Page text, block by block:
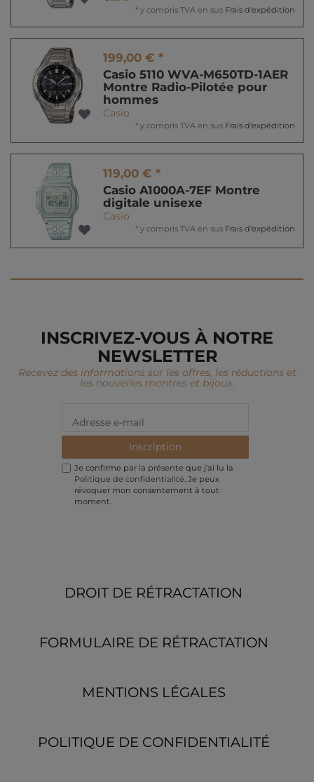
* y compris TVA en sus Frais d'expédition
199,00 € *
Casio 5110 WVA-M650TD-1AER
Montre Radio-Pilotée pour
hommes
Casio
* y compris TVA en sus Frais d'expédition
119,00 € *
Casio A1000A-7EF Montre
digitale unisexe
Casio
* y compris TVA en sus Frais d'expédition
INSCRIVEZ-VOUS À NOTRE
NEWSLETTER
Recevez des informations sur les offres, les réductions et
les nouvelles montres et bijoux.
Inscription
Je confirme par la présente que j'ai lu la
Politique de confidentialité . Je peux
révoquer mon consentement à tout
moment.
DROIT DE RÉTRACTATION
FORMULAIRE DE RÉTRACTATION
MENTIONS LÉGALES
POLITIQUE DE CONFIDENTIALITÉ